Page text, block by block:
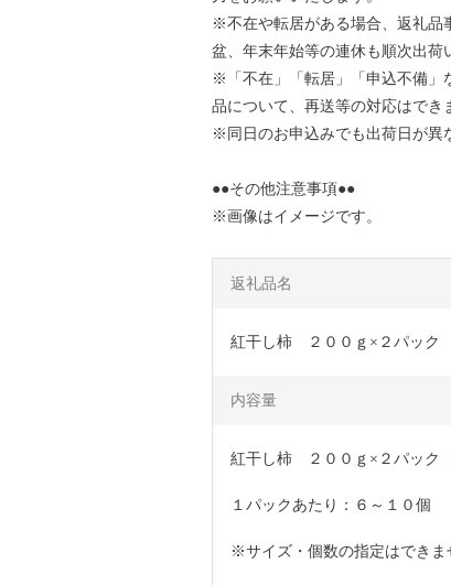
※不在や転居がある場合、返礼品
盆、年末年始等の連休も順次出荷
※「不在」「転居」「申込不備」
品について、再送等の対応はでき
※同日のお申込みでも出荷日が異
●●その他注意事項●●
※画像はイメージです。
返礼品名
紅干し柿　２００ｇ×２パック
内容量
紅干し柿　２００ｇ×２パック
１パックあたり：６～１０個
※サイズ・個数の指定はできま